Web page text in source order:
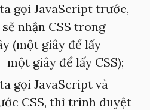
gọi JavaScript trước,
nhận CSS trong
(một giây để lấy
một giây để lấy CSS);
gọi JavaScript và
CSS, thì trình duyệt